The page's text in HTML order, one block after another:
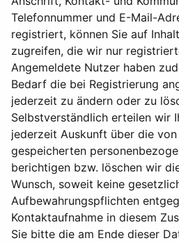
Telefonnummer und E-Mail-
registriert, können Sie auf
zugreifen, die wir nur
Angemeldete Nutzer haben
Bedarf die bei Registrierung
jederzeit zu ändern oder zu
Selbstverständlich erteilen wir
jederzeit Auskunft über die von
gespeicherten
berichtigen bzw. löschen wir
Wunsch, soweit keine
Aufbewahrungspflichten
Kontaktaufnahme in diesem
Sie bitte die am Ende dieser